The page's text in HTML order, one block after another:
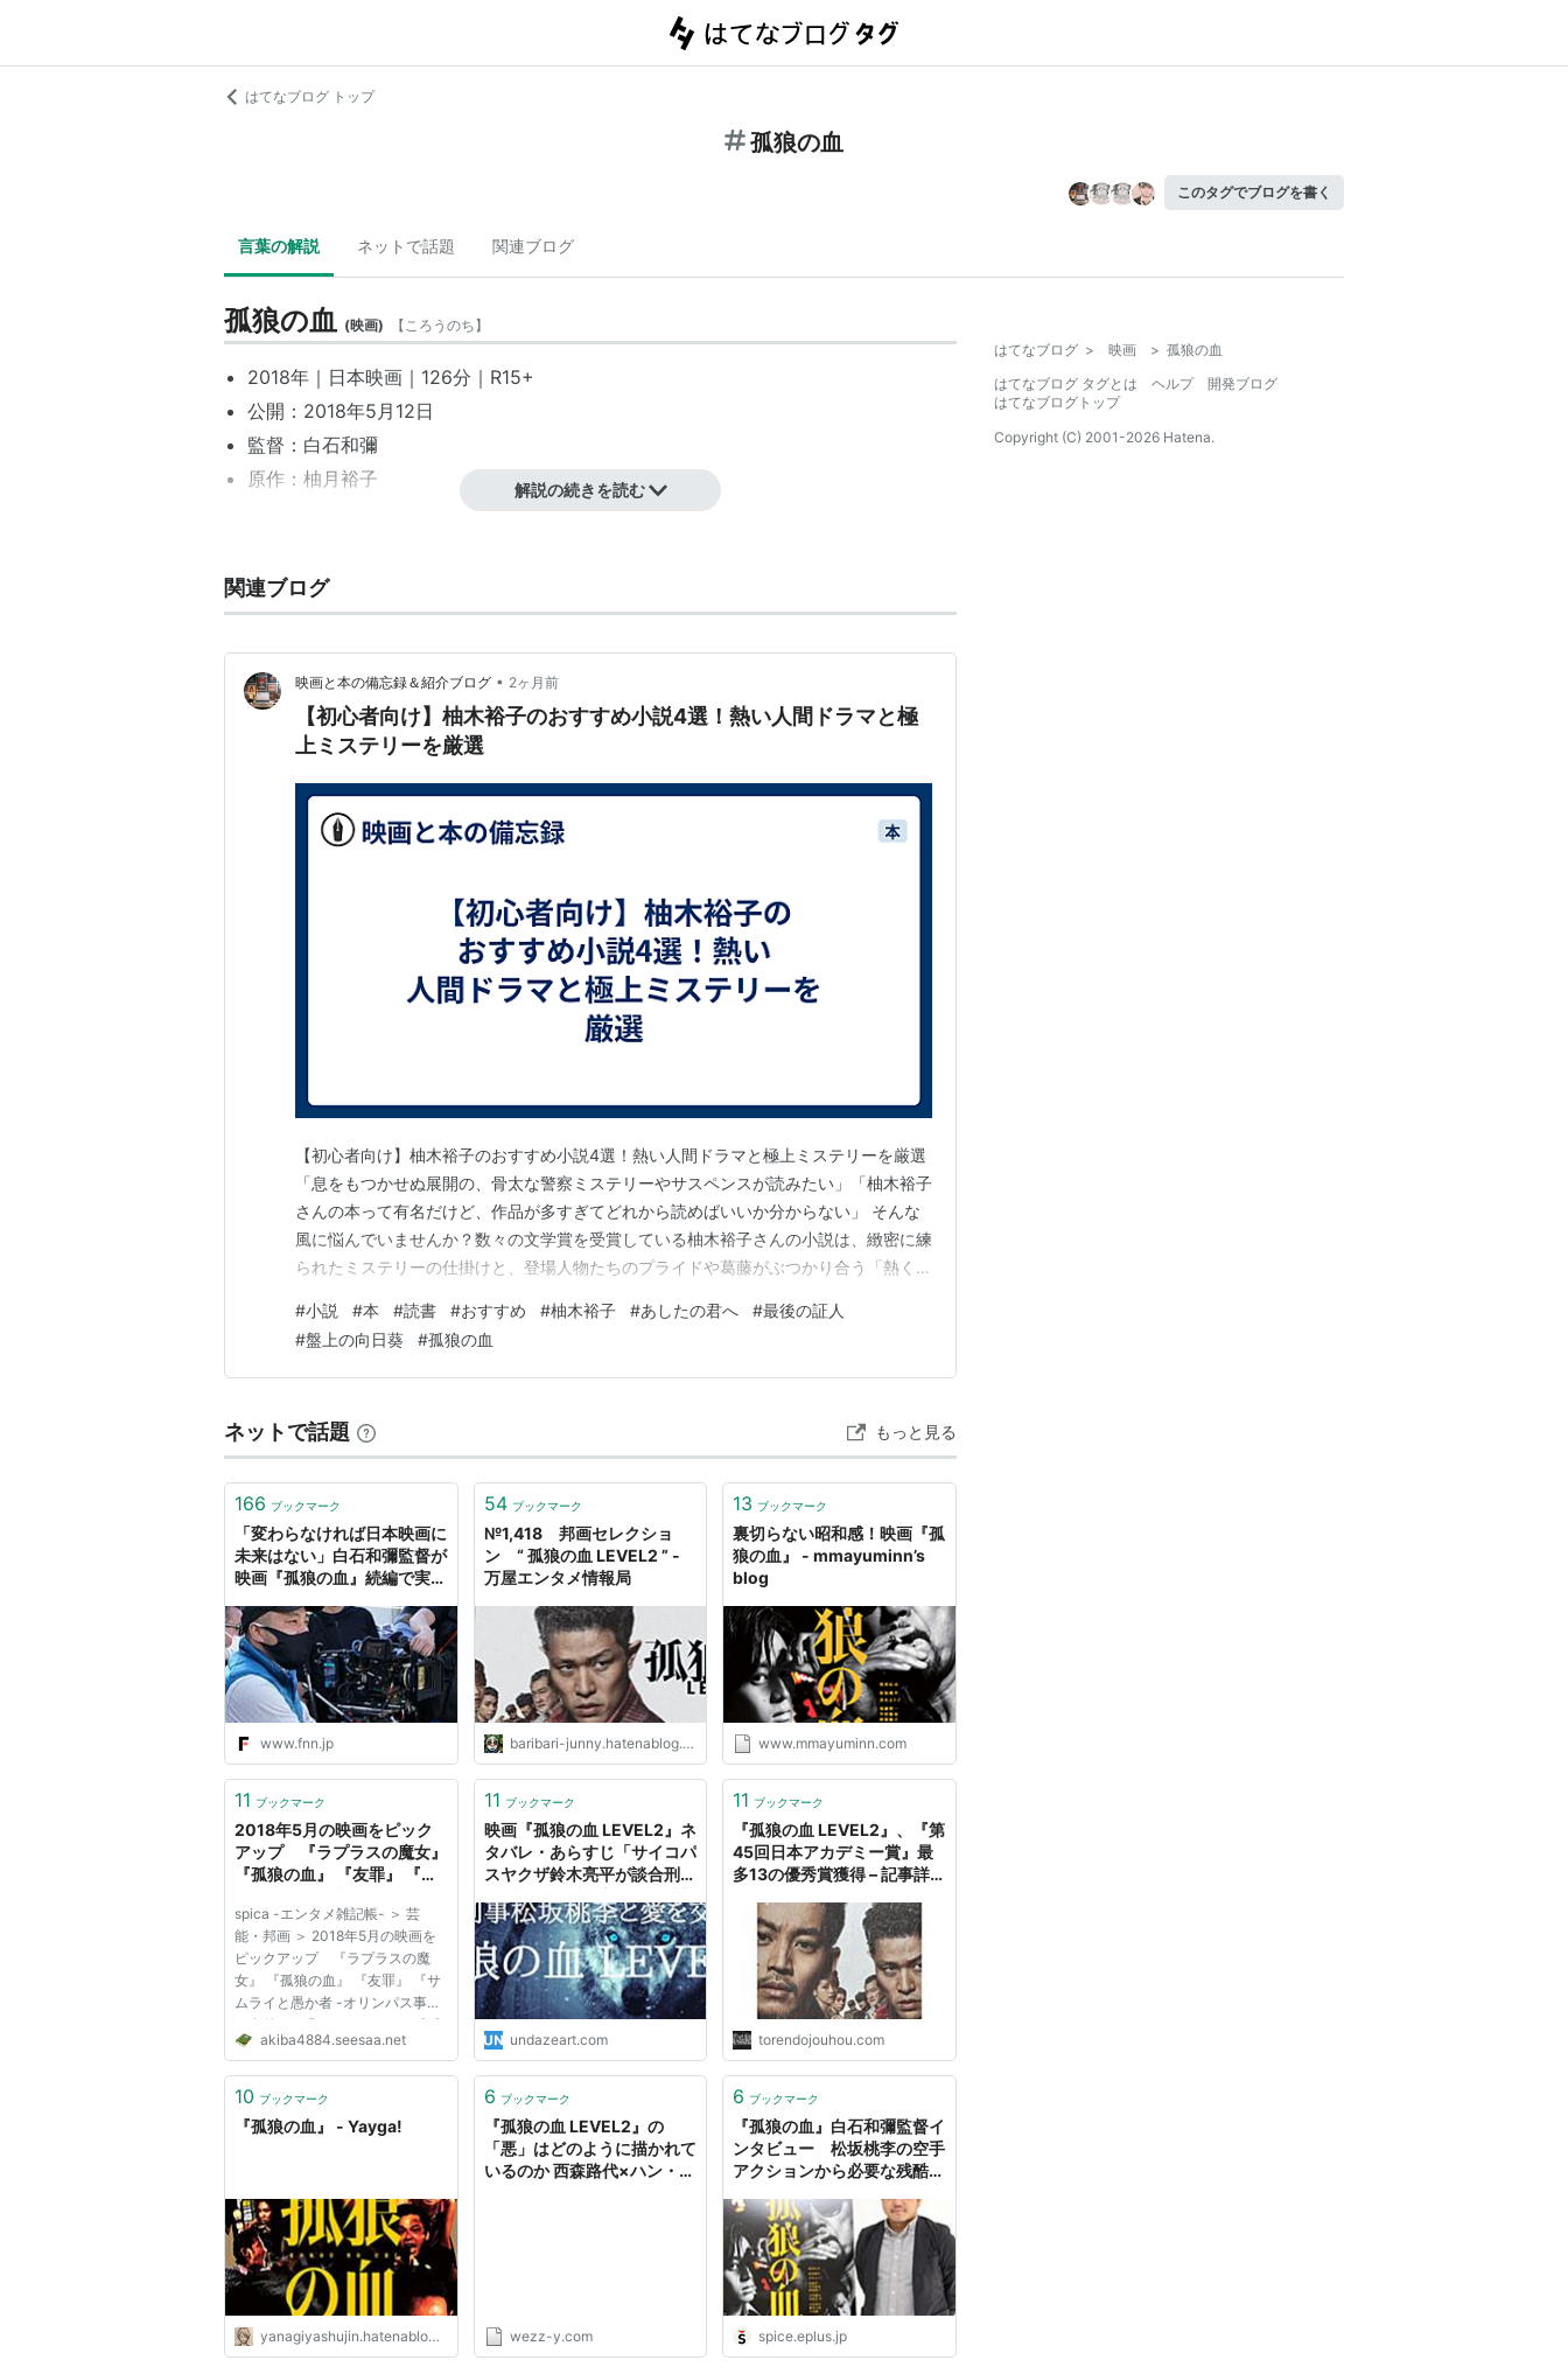
はてなブログ トップ
孤狼の血
このタグでブログを書く
言葉の解説 ネットで話題 関連ブログ
孤狼の血 (映画) 【ころうのち】
2018年｜ 日本映画 ｜126分｜ R15+
公開：2018年5月12日
監督： 白石和彌
原作： 柚月裕子 解説の続きを読む
関連ブログ
映画と本の備忘録＆紹介ブログ • 2ヶ月前
【初心者向け】柚木裕子のおすすめ小説4選！熱い人間ドラマと極
上ミステリーを厳選
【初心者向け】柚木裕子のおすすめ小説4選！熱い人間ドラマと極上ミステリーを厳選
「息をもつかせぬ展開の、骨太な警察ミステリーやサスペンスが読みたい」「柚木裕子
さんの本って有名だけど、作品が多すぎてどれから読めばいいか分からない」 そんな
風に悩んでいませんか？数々の文学賞を受賞している柚木裕子さんの小説は、緻密に練
られたミステリーの仕掛けと、登場人物たちのプライドや葛藤がぶつかり合う「熱く泥
ージをめくれば結末まで一気に引き込まれる圧倒的な筆力があります。 この記事で
は、読者の皆様が迷わず最高の一冊に出会えるよう、実際に…
#小説 #本 #読書 #おすすめ #柚木裕子 #あしたの君へ #最後の証人
#盤上の向日葵 #孤狼の血
ネットで話題 もっと見る
166 ブックマーク
「変わらなければ日本映画に
未来はない」白石和彌監督が
映画『孤狼の血』続編で実践
ング”とは｜FNNプライムオ
ンライン
www.fnn.jp
54 ブックマーク
№1,418 邦画セレクショ
ン “ 孤狼の血 LEVEL2 ” -
万屋エンタメ情報局
baribari-junny.hatenablog.com
13 ブックマーク
裏切らない昭和感！映画『孤
狼の血』 - mmayuminn’s
blog
www.mmayuminn.com
11 ブックマーク
2018年5月の映画をピック
アップ 『ラプラスの魔女』
『孤狼の血』 『友罪』 『サ
事件の全貌-』 『アイ，トー
ニャ 史上最大のスキャンダ
ル』: spica -エンタメ雑記
帳-
spica -エンタメ雑記帳- ＞ 芸
能・邦画 ＞ 2018年5月の映画を
ピックアップ 『ラプラスの魔
女』 『孤狼の血』 『友罪』 『サ
ムライと愚か者 -オリンパス事件
の全貌-』 『アイ，トーニャ 史上
最大のスキャンダル』
akiba4884.seesaa.net
11 ブックマーク
映画『孤狼の血 LEVEL2』ネ
タバレ・あらすじ「サイコパ
スヤクザ鈴木亮平が談合刑事
「国家権力の闇を暴く」結末
「続編決定！」
undazeart.com
11 ブックマーク
『孤狼の血 LEVEL2』、『第
45回日本アカデミー賞』最
多13の優秀賞獲得 – 記事詳
torendojouhou.com
10 ブックマーク
『孤狼の血』 - Yayga!
yanagiyashujin.hatenablog.com
6 ブックマーク
『孤狼の血 LEVEL2』の
「悪」はどのように描かれて
いるのか 西森路代×ハン・ト
wezz-y.com
6 ブックマーク
『孤狼の血』白石和彌監督イ
ンタビュー 松坂桃李の空手
アクションから必要な残酷表
画の作り方 | SPICE - エンタ
メ特化型情報メディア スパ
イス
spice.eplus.jp
はてなブログ > 映画 > 孤狼の血
はてなブログ タグとは
ヘルプ
開発ブログ
はてなブログトップ
Copyright (C) 2001-2026 Hatena.